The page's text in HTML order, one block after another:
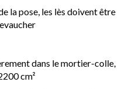
la pose, les lès doivent être
dans le mortier-colle,
cm²